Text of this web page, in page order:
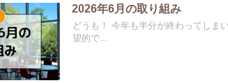
2026年6月の取り組み
どうも！ 今年も半分が終わってしま
望的で...